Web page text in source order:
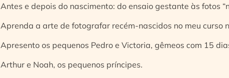
Antes e depois do nascimento: do ensaio gestante às fotos
Aprenda a arte de fotografar recém-nascidos no meu curso
Apresento os pequenos Pedro e Victoria, gêmeos com 15
Arthur e Noah, os pequenos príncipes.